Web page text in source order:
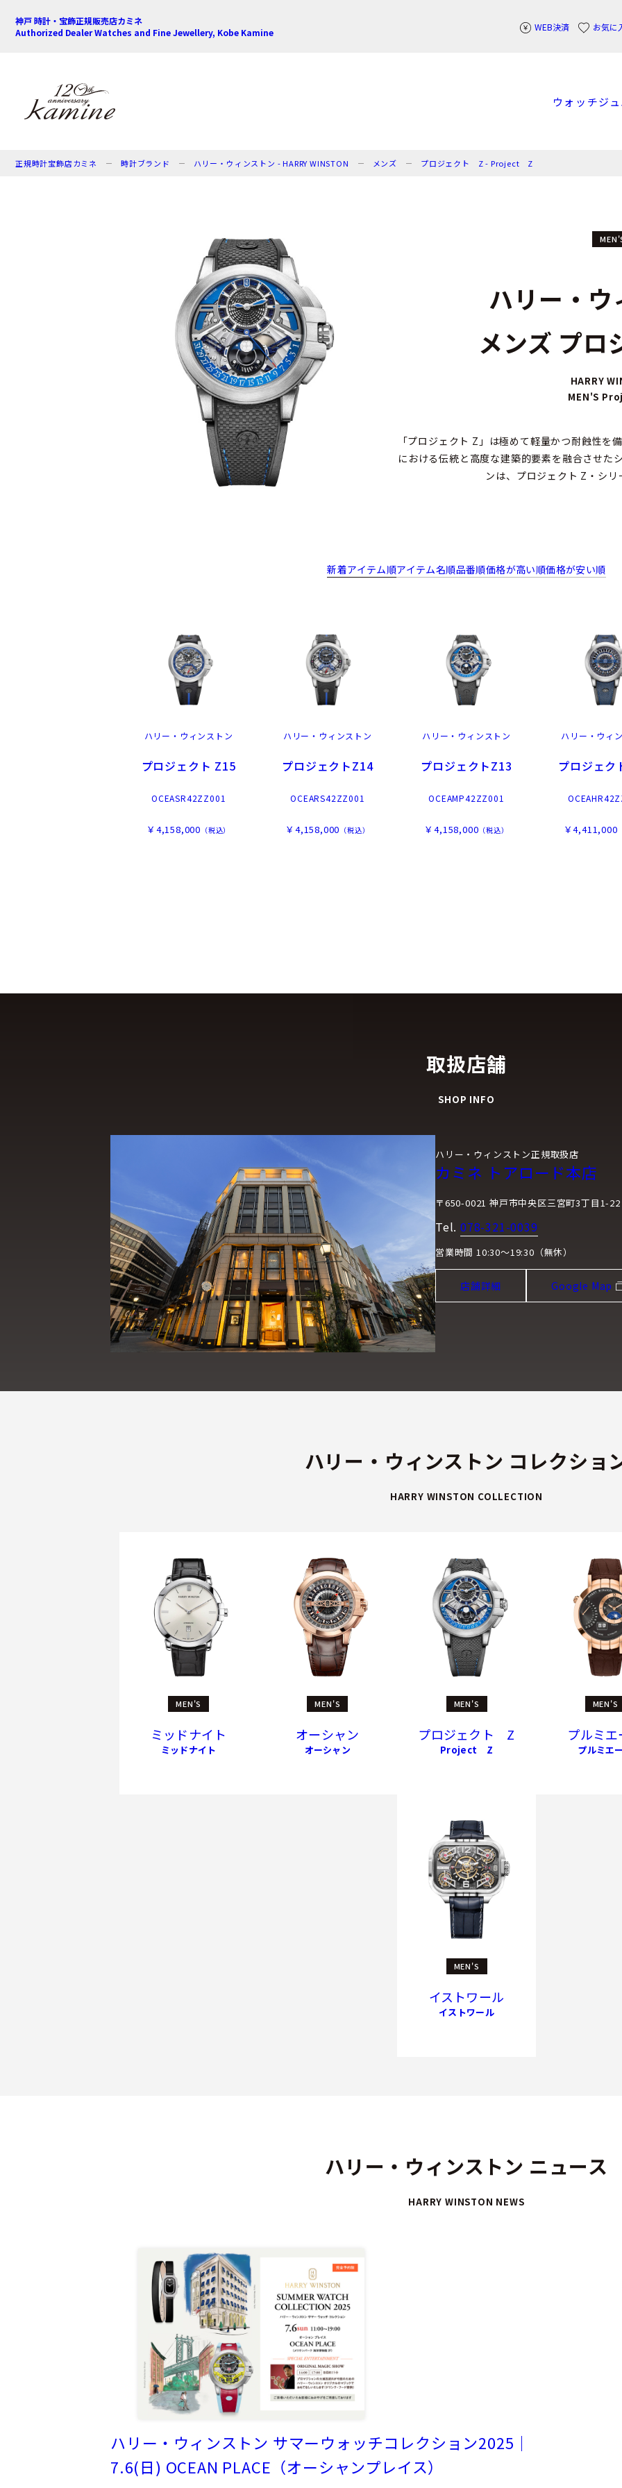
神戸 時計・宝飾正規販売店カミネ
Authorized Dealer Watches and Fine Jewellery, Kobe Kamine
WEB決済 お気に
ウォッチジ
正規時計宝飾店カミネ 時計ブランド ハリー・ウィンストン - HARRY WINSTON メンズ プロジェクト Z - Project Z
ハリー・
メンズ プ
HARRY
MEN'S
「プロジェクト Z」は極めて軽量かつ耐蝕性
における伝統と高度な建築的要素を融合させた
ンは、プロジェクト Z・シ
新着アイテム順アイテム名順品番順価格が高い順価格が安い順
ハリー・ウィンストン
プロジェクト Z15
OCEASR42ZZ001
￥4,158,000 （税込）
ハリー・ウィンストン
プロジェクトZ14
OCEARS42ZZ001
￥4,158,000 （税込）
ハリー・ウィンストン
プロジェクトZ13
OCEAMP42ZZ001
￥4,158,000 （税込）
ハリー・ウィ
プロジェク
￥4,411,000
取扱店舗
SHOP INFO
ハリー・ウィンストン正規取扱店
カミネ トアロード本店
〒650-0021 神戸市中央区三宮町3丁目1-22
Tel. 078-321-0039
営業時間 10:30～19:30（無休）
店舗詳細 Google Map
ハリー・ウィンストン コレクショ
HARRY WINSTON COLLECTION
MEN'S
ミッドナイト
ミッドナイト
MEN'S
オーシャン
オーシャン
MEN'S
プロジェクト Z
Project Z
MEN'S
プルミ
プルミエ
MEN'S
イストワール
イストワール
ハリー・ウィンストン ニュース
HARRY WINSTON NEWS
ハリー・ウィンストン サマーウォッチコレクション2025｜
7.6(日) OCEAN PLACE（オーシャンプレイス）